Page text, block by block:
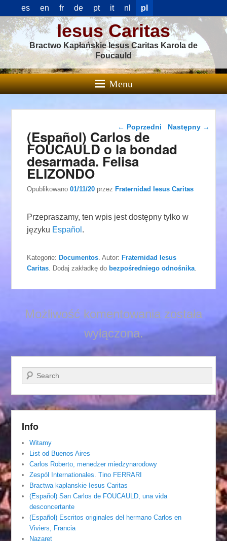
es en fr de pt it nl pl
Iesus Caritas
Bractwo Kapłańskie Iesus Caritas Karola de
Foucauld
Menu
Nawigacja wpisu
← Poprzedni Następny →
(Español) Carlos de
FOUCAULD o la bondad
desarmada. Felisa
ELIZONDO
Opublikowano01/11/20 przezFraternidad Iesus Caritas
Przepraszamy, ten wpis jest dostępny tylko w
języku Español .
Kategorie:Documentos . Autor:Fraternidad Iesus
Caritas . Dodaj zakładkę do bezpośredniego odnośnika
Możliwość komentowania została
wyłączona.
Szukaj
Info
Witamy
List od Buenos Aires
Carlos Roberto, menedzer miedzynarodowy
Zespól Internationales. Tino FERRARI
Bractwa kaplanskie Iesus Caritas
(Español) San Carlos de FOUCAULD, una vida
desconcertante
(Español) Escritos originales del hermano Carlos en
Viviers, Francia
Nazaret